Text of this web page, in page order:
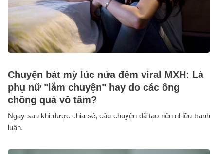
Chuyện bát mỳ lúc nửa đêm viral MXH: Là
phụ nữ "lắm chuyện" hay do các ông
chồng quá vô tâm?
Ngay sau khi được chia sẻ, câu chuyện đã tạo nên nhiều tranh
luận.